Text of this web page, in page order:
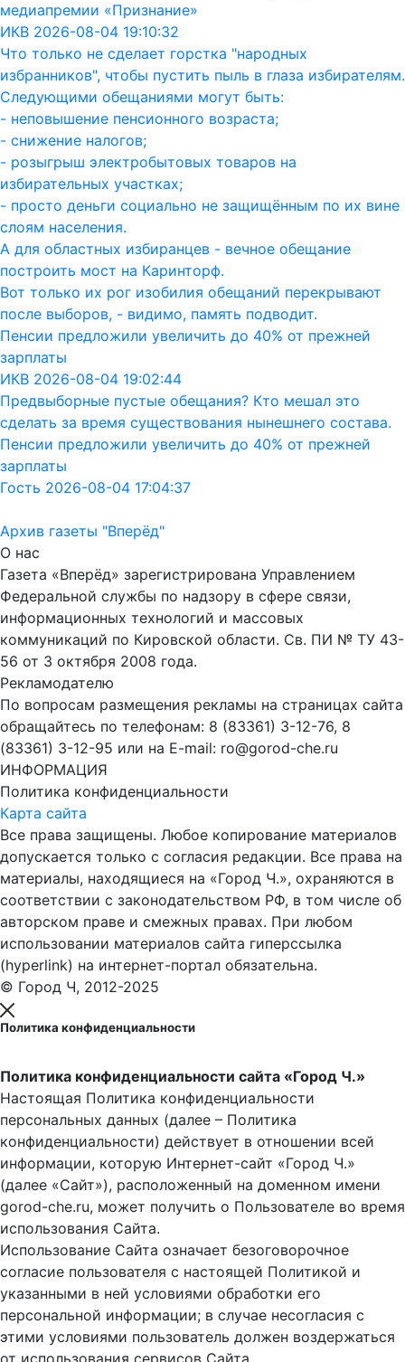
медиапремии «Признание»
ИКВ 2026-08-04 19:10:32
Что только не сделает горстка "народных
избранников", чтобы пустить пыль в глаза избирателям.
Следующими обещаниями могут быть:
- неповышение пенсионного возраста;
- снижение налогов;
- розыгрыш электробытовых товаров на
избирательных участках;
- просто деньги социально не защищённым по их вине
слоям населения.
А для областных избиранцев - вечное обещание
построить мост на Каринторф.
Вот только их рог изобилия обещаний перекрывают
после выборов, - видимо, память подводит.
Пенсии предложили увеличить до 40% от прежней
зарплаты
ИКВ 2026-08-04 19:02:44
Предвыборные пустые обещания? Кто мешал это
сделать за время существования нынешнего состава.
Пенсии предложили увеличить до 40% от прежней
зарплаты
Гость 2026-08-04 17:04:37
Архив газеты "Вперёд"
О нас
Газета «Вперёд» зарегистрирована Управлением
Федеральной службы по надзору в сфере связи,
информационных технологий и массовых
коммуникаций по Кировской области. Св. ПИ № ТУ 43-
56 от 3 октября 2008 года.
Рекламодателю
По вопросам размещения рекламы на страницах сайта
обращайтесь по телефонам: 8 (83361) 3-12-76, 8
(83361) 3-12-95 или на E-mail: ro@gorod-che.ru
ИНФОРМАЦИЯ
Политика конфиденциальности
Карта сайта
Все права защищены. Любое копирование материалов
допускается только с согласия редакции. Все права на
материалы, находящиеся на «Город Ч.», охраняются в
соответствии с законодательством РФ, в том числе об
авторском праве и смежных правах. При любом
использовании материалов сайта гиперссылка
(hyperlink) на интернет-портал обязательна.
© Город Ч, 2012-2025
Политика конфиденциальности
Политика конфиденциальности сайта «Город Ч.»
Настоящая Политика конфиденциальности
персональных данных (далее – Политика
конфиденциальности) действует в отношении всей
информации, которую Интернет-сайт «Город Ч.»
(далее «Сайт»), расположенный на доменном имени
gorod-che.ru, может получить о Пользователе во время
использования Cайта.
Использование Сайта означает безоговорочное
согласие пользователя с настоящей Политикой и
указанными в ней условиями обработки его
персональной информации; в случае несогласия с
этими условиями пользователь должен воздержаться